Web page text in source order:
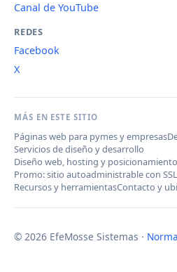
Canal de YouTube
REDES
Facebook
X
MÁS EN ESTE SITIO
Páginas web para pymes y empresas
Servicios de diseño y desarrollo
Diseño web, hosting y posicionamiento
Promo: sitio autoadministrable con SSL
Recursos y herramientasContacto y
© 2026 EfeMosse Sistemas ·